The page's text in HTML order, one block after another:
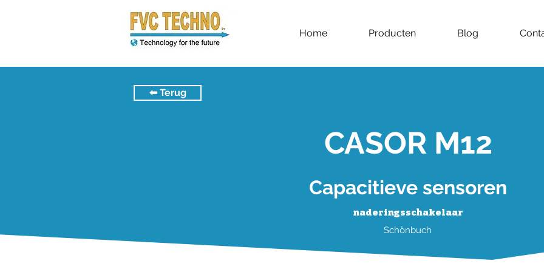
Home Producten Blog
⬅︎ Terug
Capacitieve sensoren
naderingsschakelaar
Schönbuch
CASOR M12